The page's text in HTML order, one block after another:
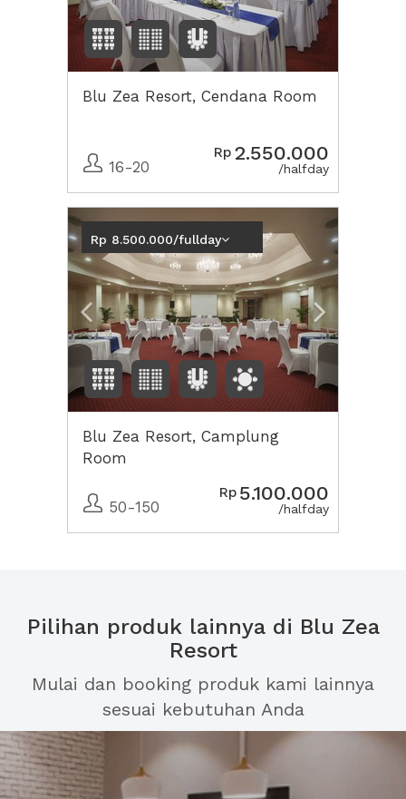
Blu Zea Resort, Cendana Room
16-20
Rp 2.550.000
/halfday
Previous Next2
Rp 8.500.000/fullday
Blu Zea Resort, Camplung
Room
50-150
Rp 5.100.000
/halfday
Pilihan produk lainnya di Blu Zea
Resort
Mulai dan booking produk kami lainnya
sesuai kebutuhan Anda